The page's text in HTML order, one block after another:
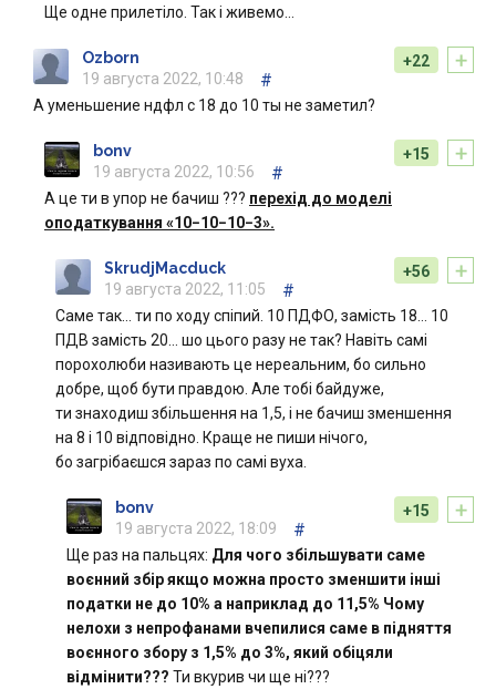
Ще одне прилетіло. Так і живемо…
+
+22
Ozborn
19 августа 2022, 10:48
#
А уменьшение ндфл с 18 до 10 ты не заметил?
+
+15
bonv
19 августа 2022, 10:56
#
А це ти в упор не бачиш ??? перехід до моделі
оподаткування «10−10−10−3».
+
+56
SkrudjMacduck
19 августа 2022, 11:05
#
Саме так… ти по ходу спіпий. 10 ПДФО, замість 18… 10
ПДВ замість 20… шо цього разу не так? Навіть самі
порохолюби називають це нереальним, бо сильно
добре, щоб бути правдою. Але тобі байдуже,
ти знаходиш збільшення на 1,5, і не бачиш зменшення
на 8 і 10 відповідно. Краще не пиши нічого,
бо загрібаєшся зараз по самі вуха.
+
+15
bonv
19 августа 2022, 18:09
#
Ще раз на пальцях: Для чого збільшувати саме
воєнний збір якщо можна просто зменшити інші
податки не до 10% а наприклад до 11,5% Чому
нелохи з непрофанами вчепилися саме в підняття
воєнного збору з 1,5% до 3%, який обіцяли
відмінити??? Ти вкурив чи ще ні???